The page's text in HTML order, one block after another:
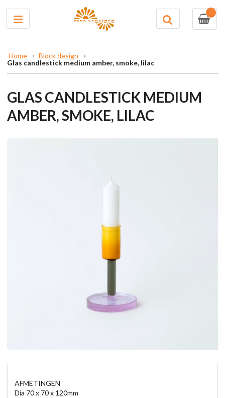
Home
Block design
Glas candlestick medium amber, smoke, lilac
GLAS CANDLESTICK MEDIUM
AMBER, SMOKE, LILAC
AFMETINGEN
Dia 70 x 70 x 120mm